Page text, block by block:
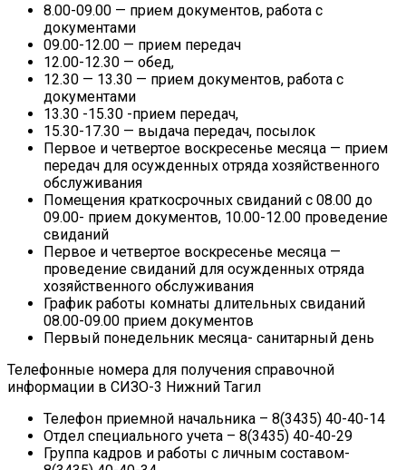
8.00-09.00 — прием документов, работа с
документами
09.00-12.00 — прием передач
12.00-12.30 — обед,
12.30 — 13.30 — прием документов, работа с
документами
13.30 -15.30 -прием передач,
15.30-17.30 — выдача передач, посылок
Первое и четвертое воскресенье месяца — прием
передач для осужденных отряда хозяйственного
обслуживания
Помещения краткосрочных свиданий с 08.00 до
09.00- прием документов, 10.00-12.00 проведение
свиданий
Первое и четвертое воскресенье месяца —
проведение свиданий для осужденных отряда
хозяйственного обслуживания
График работы комнаты длительных свиданий
08.00-09.00 прием документов
Первый понедельник месяца- санитарный день
Телефонные номера для получения справочной
информации в СИЗО-3 Нижний Тагил
Телефон приемной начальника – 8(3435) 40-40-14
Отдел специального учета – 8(3435) 40-40-29
Группа кадров и работы с личным составом-